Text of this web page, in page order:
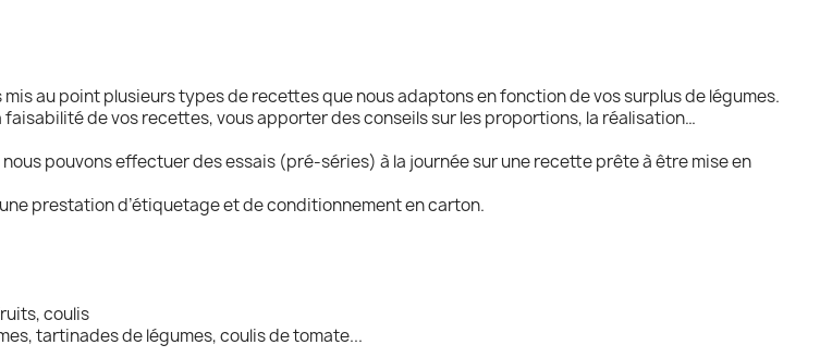
mis au point plusieurs types de recettes que nous adaptons en fonction de vos surplus de légumes.
faisabilité de vos recettes, vous apporter des conseils sur les proportions, la réalisation…
pouvons effectuer des essais (pré-séries) à la journée sur une recette prête à être mise en
prestation d’étiquetage et de conditionnement en carton.
coulis
tartinades de légumes, coulis de tomate...